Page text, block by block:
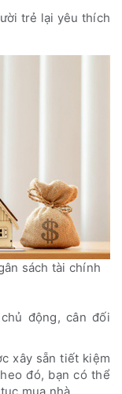
trẻ lại yêu thích
sách tài chính
động, cân đối
xây sẵn tiết kiệm
đó, bạn có thể